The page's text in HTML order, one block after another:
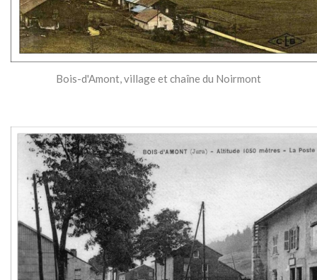
Bois-d'Amont, village et chaîne du Noirmont